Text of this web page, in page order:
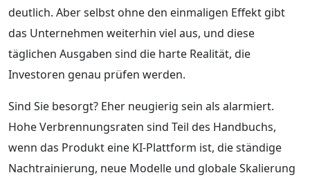
deutlich. Aber selbst ohne den einmaligen Effekt gibt
das Unternehmen weiterhin viel aus, und diese
täglichen Ausgaben sind die harte Realität, die
Investoren genau prüfen werden.
Sind Sie besorgt? Eher neugierig sein als alarmiert.
Hohe Verbrennungsraten sind Teil des Handbuchs,
wenn das Produkt eine KI-Plattform ist, die ständige
Nachtrainierung, neue Modelle und globale Skalierung